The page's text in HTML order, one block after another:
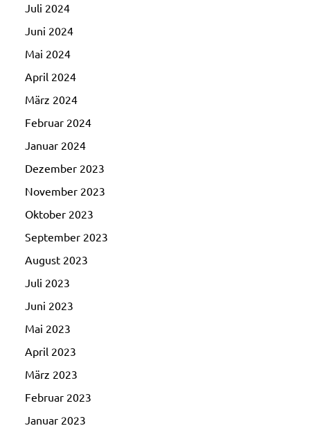
Juli 2024
Juni 2024
Mai 2024
April 2024
März 2024
Februar 2024
Januar 2024
Dezember 2023
November 2023
Oktober 2023
September 2023
August 2023
Juli 2023
Juni 2023
Mai 2023
April 2023
März 2023
Februar 2023
Januar 2023